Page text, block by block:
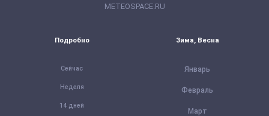
METEOSPACE.RU
Подробно
Сейчас
Неделя
14 дней
Зима, Весна
Январь
Февраль
Март